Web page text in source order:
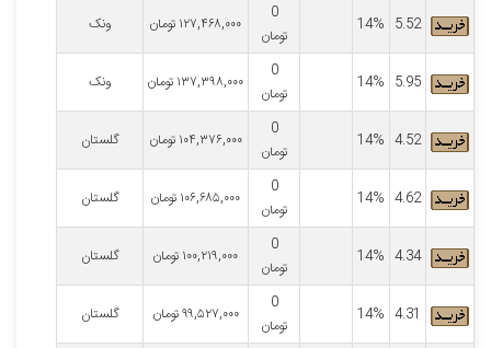
5.52
14%
0
تومان
۱۲۷,۴۶۸,۰۰۰ تومان ونک
5.95
14%
0
تومان
۱۳۷,۳۹۸,۰۰۰ تومان ونک
4.52
14%
0
تومان
۱۰۴,۳۷۶,۰۰۰ تومان گلستان
4.62
14%
0
تومان
۱۰۶,۶۸۵,۰۰۰ تومان گلستان
4.34
14%
0
تومان
۱۰۰,۲۱۹,۰۰۰ تومان گلستان
4.31
14%
0
تومان
۹۹,۵۲۷,۰۰۰تومان گلستان